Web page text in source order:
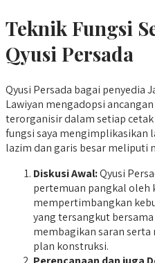
Teknik Fungsi
Qyusi Persada
Qyusi Persada bagai penyedia
Lawiyan mengadopsi
terorganisir dalam setiap
fungsi saya mengimplikasikan
lazim dan garis besar meliputi
Diskusi Awal:Qyusi
pertemuan pangkal oleh
mempertimbangkan
yang tersangkut
membagikan saran serta
plan konstruksi.